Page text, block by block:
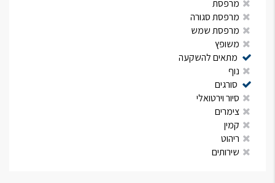
מרפסת
מרפסת סגורה
מרפסת שמש
משופץ
מתאים להשקעה
נוף
סורגים
סיור וירטואלי
צימרים
קמין
ריהוט
שירותים